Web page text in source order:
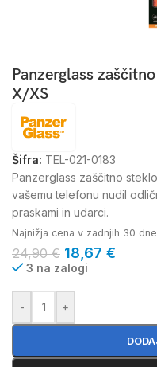
Panzerglass
X/XS
Šifra: TEL-021-0183
Panzerglass zaščitno
vašemu telefonu nudil
praskami in udarci.
Najnižja cena v zadnjih 30
24,90€ 18,67 €
3 na zalogi
- +